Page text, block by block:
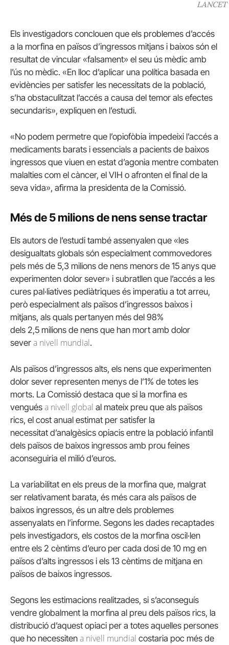
LANCET
Els investigadors conclouen que els problemes d’accés
a la morfina en països d’ingressos mitjans i baixos són el
resultat de vincular «falsament» el seu ús mèdic amb
l’ús no mèdic. «En lloc d’aplicar una política basada en
evidències per satisfer les necessitats de la població,
s’ha obstaculitzat l’accés a causa del temor als efectes
secundaris», expliquen en l’estudi.
«No podem permetre que l’opiofòbia impedeixi l’accés a
medicaments barats i essencials a pacients de baixos
ingressos que viuen en estat d’agonia mentre combaten
malalties com el càncer, el VIH o afronten el final de la
seva vida», afirma la presidenta de la Comissió.
Més de 5 milions de nens sense tractar
Els autors de l’estudi també assenyalen que «les
desigualtats globals són especialment commovedores
pels més de 5,3 milions de nens menors de 15 anys que
experimenten dolor sever» i subratllen que l’accés a les
cures pal·liatives pediàtriques és imperatiu a tot arreu,
però especialment als països d’ingressos baixos i
mitjans, als quals pertanyen més del 98%
dels 2,5 milions de nens que han mort amb dolor
sever a nivell mundial.
Als països d’ingressos alts, els nens que experimenten
dolor sever representen menys de l’1% de totes les
morts. La Comissió destaca que si la morfina es
vengués a nivell global al mateix preu que als països
rics, el cost anual estimat per satisfer la
necessitat d’analgèsics opiacis entre la població infantil
dels països de baixos ingressos amb prou feines
aconseguiria el milió d’euros.
La variabilitat en els preus de la morfina que, malgrat
ser relativament barata, és més cara als països de
baixos ingressos, és un altre dels problemes
assenyalats en l’informe. Segons les dades recaptades
pels investigadors, els costos de la morfina oscil·len
entre els 2 cèntims d’euro per cada dosi de 10 mg en
països d’alts ingressos i els 13 cèntims de mitjana en
països de baixos ingressos.
Segons les estimacions realitzades, si s’aconseguís
vendre globalment la morfina al preu dels països rics, la
distribució d’aquest opiaci per a totes aquelles persones
que ho necessiten a nivell mundial costaria poc més de